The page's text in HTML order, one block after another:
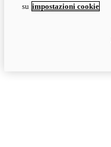
su impostazioni cookie